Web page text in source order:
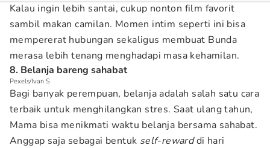
Kalau ingin lebih santai, cukup nonton film favorit
sambil makan camilan. Momen intim seperti ini bisa
mempererat hubungan sekaligus membuat Bunda
merasa lebih tenang menghadapi masa kehamilan.
8. Belanja bareng sahabat
Pexels/Ivan S
Bagi banyak perempuan, belanja adalah salah satu cara
terbaik untuk menghilangkan stres. Saat ulang tahun,
Mama bisa menikmati waktu belanja bersama sahabat.
Anggap saja sebagai bentuk self-rewarddi hari